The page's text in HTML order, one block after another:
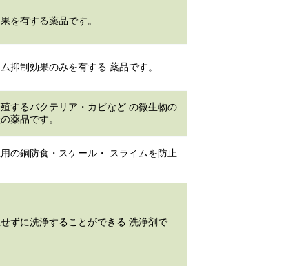
を有する薬品です。
抑制効果のみを有する 薬品です。
するバクテリア・カビなど の微生物の
薬品です。
の銅防食・スケール・ スライムを防止
ずに洗浄することができる 洗浄剤で